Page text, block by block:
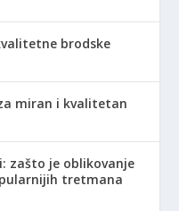
brodske
miran i kvalitetan
zašto je oblikovanje
tretmana